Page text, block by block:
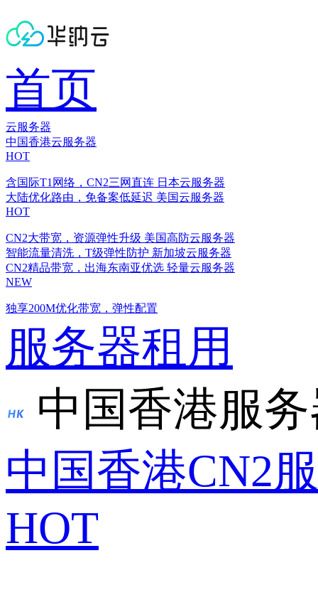
首页
云服务器
中国香港云服务器
HOT
含国际T1网络，CN2三网直连 日本云服务器
大陆优化路由，免备案低延迟 美国云服务器
HOT
CN2大带宽，资源弹性升级 美国高防云服务器
智能流量清洗，T级弹性防护 新加坡云服务器
CN2精品带宽，出海东南亚优选 轻量云服务器
NEW
独享200M优化带宽，弹性配置
服务器租用
中国香港服
中国香港CN2
HOT